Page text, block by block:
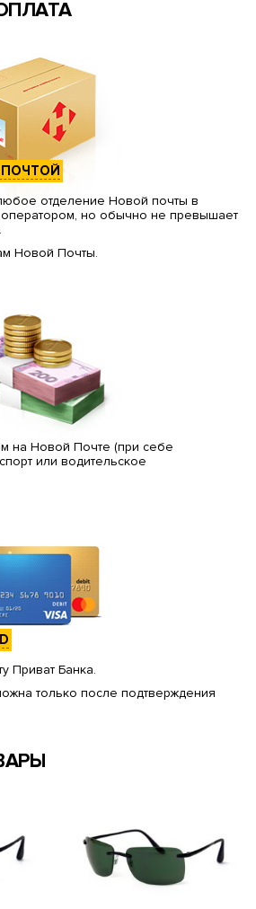
отделение Новой почты в
оператором, но обычно не превышает
Новой Почты.
на Новой Почте (при себе
или водительское
Приват Банка.
только после подтверждения